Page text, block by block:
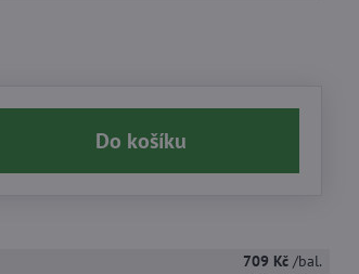
Do košíku
709 Kč /bal.